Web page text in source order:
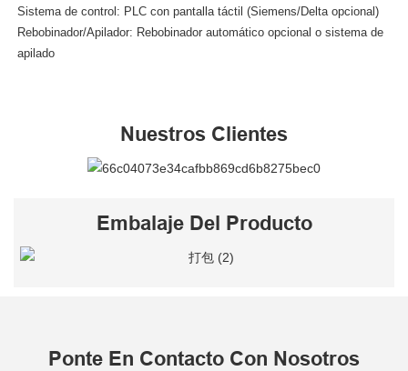
Sistema de control: PLC con pantalla táctil (Siemens/Delta opcional)
Rebobinador/Apilador: Rebobinador automático opcional o sistema de
apilado
Nuestros Clientes
Embalaje Del Producto
Ponte En Contacto Con Nosotros